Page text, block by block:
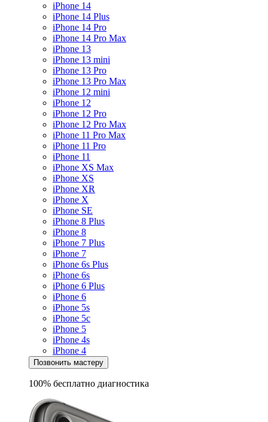
iPhone 14
iPhone 14 Plus
iPhone 14 Pro
iPhone 14 Pro Max
iPhone 13
iPhone 13 mini
iPhone 13 Pro
iPhone 13 Pro Max
iPhone 12 mini
iPhone 12
iPhone 12 Pro
iPhone 12 Pro Max
iPhone 11 Pro Max
iPhone 11 Pro
iPhone 11
iPhone XS Max
iPhone XS
iPhone XR
iPhone X
iPhone SE
iPhone 8 Plus
iPhone 8
iPhone 7 Plus
iPhone 7
iPhone 6s Plus
iPhone 6s
iPhone 6 Plus
iPhone 6
iPhone 5s
iPhone 5c
iPhone 5
iPhone 4s
iPhone 4
Позвонить мастеру
100% бесплатно диагностика